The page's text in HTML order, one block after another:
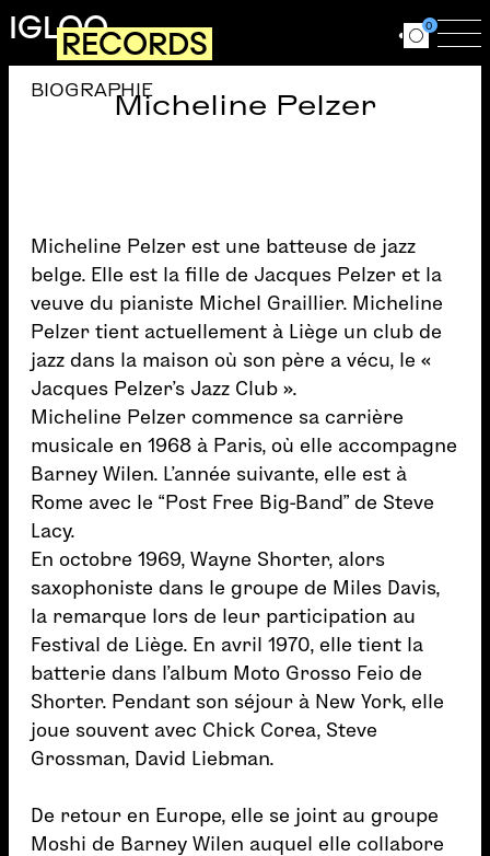
Aller au contenu principal
IGLOORECORDS Ouvrir le
0
Micheline Pelzer
BIOGRAPHIE
Micheline Pelzer est une batteuse de jazz
belge. Elle est la fille de Jacques Pelzer et la
veuve du pianiste Michel Graillier. Micheline
Pelzer tient actuellement à Liège un club de
jazz dans la maison où son père a vécu, le «
Jacques Pelzer’s Jazz Club ».
Micheline Pelzer commence sa carrière
musicale en 1968 à Paris, où elle accompagne
Barney Wilen. L’année suivante, elle est à
Rome avec le “Post Free Big-Band” de Steve
Lacy.
En octobre 1969, Wayne Shorter, alors
saxophoniste dans le groupe de Miles Davis,
la remarque lors de leur participation au
Festival de Liège. En avril 1970, elle tient la
batterie dans l’album Moto Grosso Feio de
Shorter. Pendant son séjour à New York, elle
joue souvent avec Chick Corea, Steve
Grossman, David Liebman.
De retour en Europe, elle se joint au groupe
Moshi de Barney Wilen auquel elle collabore